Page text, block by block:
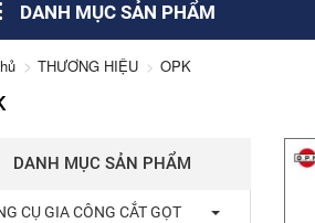
DANH MỤC SẢN PHẨM
THƯƠNG HIỆU OPK
DANH MỤC SẢN PHẨM
CỤ GIA CÔNG CẮT GỌT